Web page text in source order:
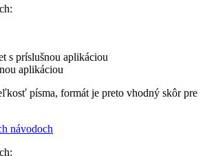
s príslušnou aplikáciou
aplikáciou
písma, formát je preto vhodný skôr pre
návodoch